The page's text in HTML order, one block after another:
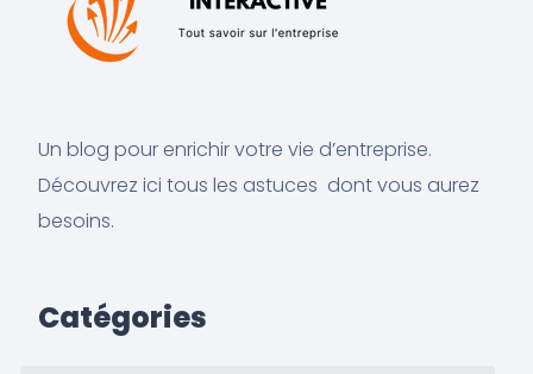
Un blog pour enrichir votre vie d’entreprise.
Découvrez ici tous les astuces dont vous aurez
besoins.
Catégories